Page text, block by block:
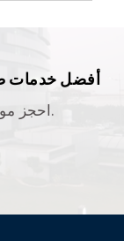
أفضل خدمات
احجز موعدك اليوم بملء النموذج السريع.